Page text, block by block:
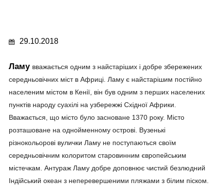
29.10.2018
Ламу вважається одним з найстаріших і добре збережених
середньовічних міст в Африці. Ламу є найстарішим постійно
населеним містом в Кенії, він був одним з перших населених
пунктів народу суахілі на узбережжі Східної Африки.
Вважається, що місто було засноване 1370 року. Місто
розташоване на однойменному острові. Вузенькі
різнокольорові вулички Ламу не поступаються своїм
середньовічним колоритом старовинним європейським
містечкам. Антураж Ламу добре доповнює чистий безлюдний
Індійський океан з неперевершеними пляжами з білим піском.